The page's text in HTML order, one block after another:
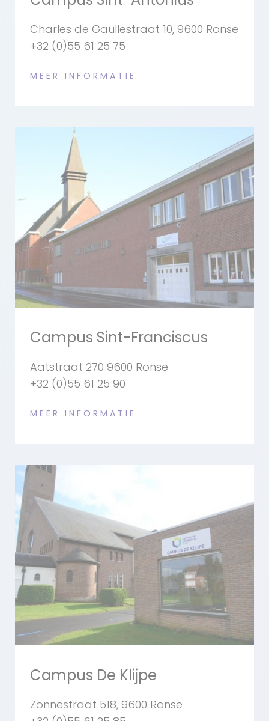
Charles de Gaullestraat 10, 9600 Ronse
+32 (0)55 61 25 75
MEER INFORMATIE
Campus Sint-Franciscus
Aatstraat 270 9600 Ronse
+32 (0)55 61 25 90
MEER INFORMATIE
Campus De Klijpe
Zonnestraat 518, 9600 Ronse